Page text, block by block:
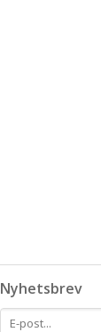
Nyhetsbrev